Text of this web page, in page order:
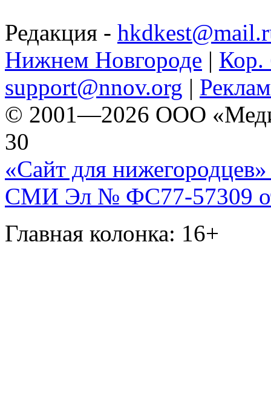
Редакция -
Нижнем Новгороде | Кор.
support@nnov.org |
© 2001—2026 ООО
30
«Сайт для нижегородцев»
СМИ Эл № ФС77-57309
Главная колонка: 16+